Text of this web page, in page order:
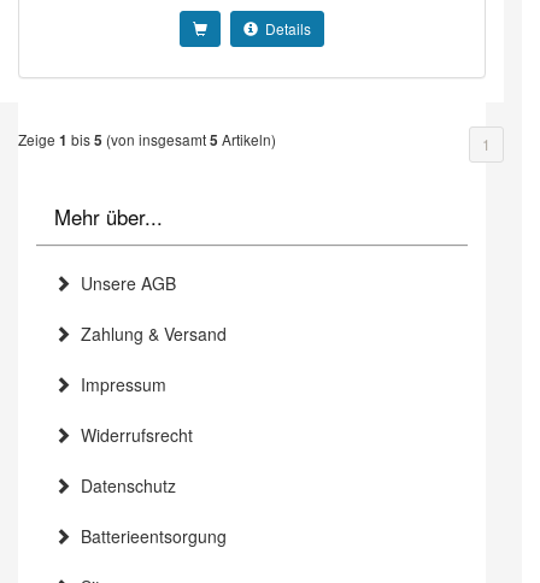
Details
Zeige 1 bis5 (von insgesamt5 Artikeln) 1
Mehr über...
Unsere AGB
Zahlung & Versand
Impressum
Widerrufsrecht
Datenschutz
Batterieentsorgung